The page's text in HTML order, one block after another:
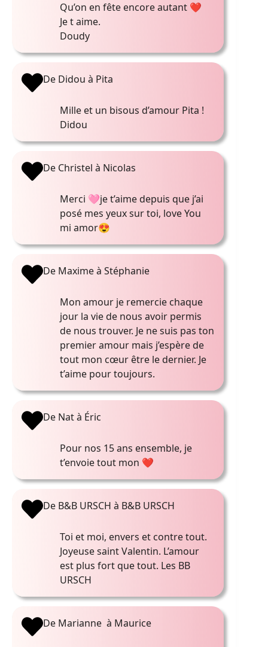
Qu’on en fête encore autant ❤
Je t aime.
Doudy
De Didou à Pita
Mille et un bisous d’amour Pita !
Didou
De Christel à Nicolas
Merci 🩷je t’aime depuis que j’ai
posé mes yeux sur toi, love You
mi amor😍
De Maxime à Stéphanie
Mon amour je remercie chaque
jour la vie de nous avoir permis
de nous trouver. Je ne suis pas ton
premier amour mais j’espère de
tout mon cœur être le dernier. Je
t’aime pour toujours.
De Nat à Éric
Pour nos 15 ans ensemble, je
t’envoie tout mon ❤️
De B&B URSCH à B&B URSCH
Toi et moi, envers et contre tout.
Joyeuse saint Valentin. L’amour
est plus fort que tout. Les BB
URSCH
De Marianne à Maurice